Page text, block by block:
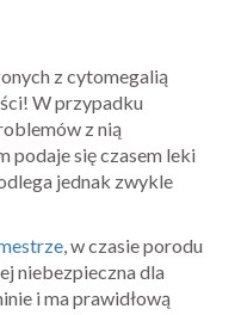
z cytomegalią
W przypadku
z nią
podaje się czasem leki
jednak zwykle
, w czasie porodu
niebezpieczna dla
i ma prawidłową